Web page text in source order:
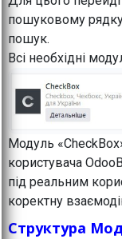
пошуковому
пошук.
Всі необхідні
Модуль
користувача
під реальним
коректну
Структура